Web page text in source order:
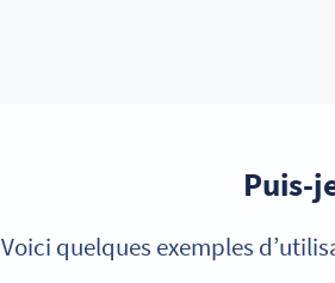
Puis-
Voici quelques exemples